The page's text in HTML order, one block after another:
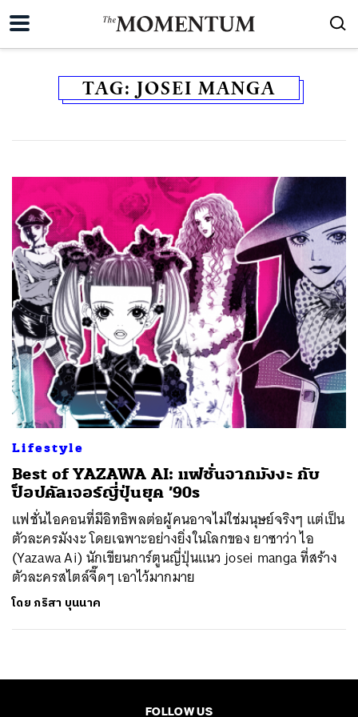
TAG: JOSEI MANGA
Lifestyle
Best of YAZAWA AI: แฟชั่นจากมังงะ กับ
ป็อปคัลเจอร์ญี่ปุ่นยุค ’90s
แฟชั่นไอคอนที่มีอิทธิพลต่อผู้คนอาจไม่ใช่มนุษย์จริงๆ แต่เป็น
ตัวละครมังงะ โดยเฉพาะอย่างยิ่งในโลกของ ยาซาว่า ไอ
(Yazawa Ai) นักเขียนการ์ตูนญี่ปุ่นแนว josei manga ที่สร้าง
ตัวละครสไตล์จี๊ดๆ เอาไว้มากมาย
โดย ภริสา บุนนาค
FOLLOW US
ค้นหา
SHARE TWEET LINE EMAIL